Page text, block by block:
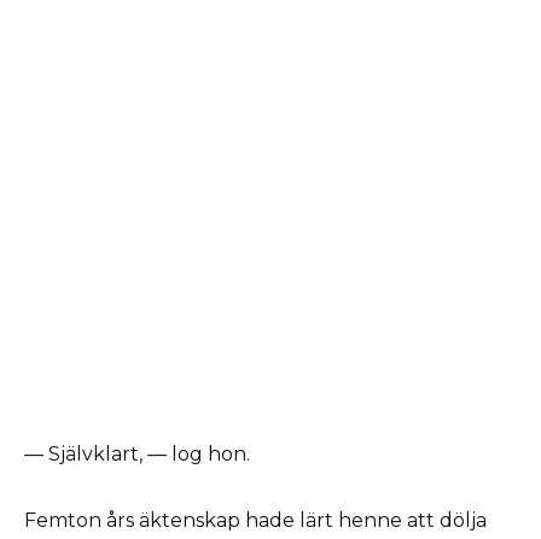
— Självklart, — log hon.
Femton års äktenskap hade lärt henne att dölja